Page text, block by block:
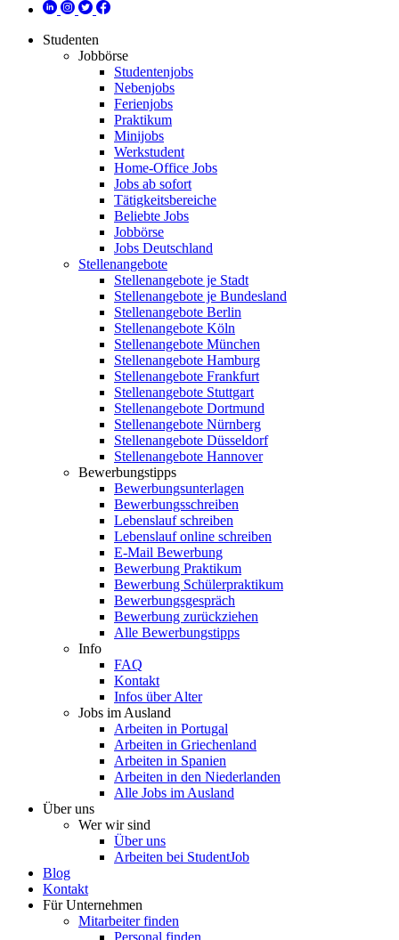
Studenten
Jobbörse
Studentenjobs
Nebenjobs
Ferienjobs
Praktikum
Minijobs
Werkstudent
Home-Office Jobs
Jobs ab sofort
Tätigkeitsbereiche
Beliebte Jobs
Jobbörse
Jobs Deutschland
Stellenangebote
Stellenangebote je Stadt
Stellenangebote je Bundesland
Stellenangebote Berlin
Stellenangebote Köln
Stellenangebote München
Stellenangebote Hamburg
Stellenangebote Frankfurt
Stellenangebote Stuttgart
Stellenangebote Dortmund
Stellenangebote Nürnberg
Stellenangebote Düsseldorf
Stellenangebote Hannover
Bewerbungstipps
Bewerbungsunterlagen
Bewerbungsschreiben
Lebenslauf schreiben
Lebenslauf online schreiben
E-Mail Bewerbung
Bewerbung Praktikum
Bewerbung Schülerpraktikum
Bewerbungsgespräch
Bewerbung zurückziehen
Alle Bewerbungstipps
Info
FAQ
Kontakt
Infos über Alter
Jobs im Ausland
Arbeiten in Portugal
Arbeiten in Griechenland
Arbeiten in Spanien
Arbeiten in den Niederlanden
Alle Jobs im Ausland
Über uns
Wer wir sind
Über uns
Arbeiten bei StudentJob
Blog
Kontakt
Für Unternehmen
Mitarbeiter finden
Personal finden